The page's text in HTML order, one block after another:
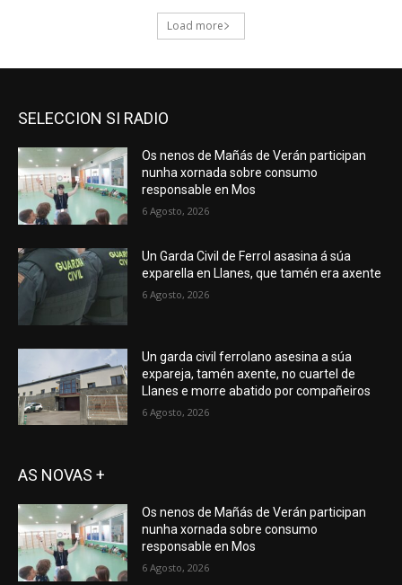
SELECCION SI RADIO
Os nenos de Mañás de Verán participan
nunha xornada sobre consumo
responsable en Mos
6 Agosto, 2026
Un Garda Civil de Ferrol asasina á súa
exparella en Llanes, que tamén era axente
6 Agosto, 2026
Un garda civil ferrolano asesina a súa
expareja, tamén axente, no cuartel de
Llanes e morre abatido por compañeiros
6 Agosto, 2026
AS NOVAS +
Os nenos de Mañás de Verán participan
nunha xornada sobre consumo
responsable en Mos
6 Agosto, 2026